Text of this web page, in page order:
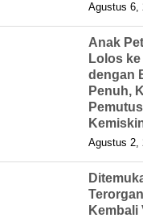
Agustus 6,
Anak
Lolos
dengan
Penuh,
Agustus 2,
Kembali